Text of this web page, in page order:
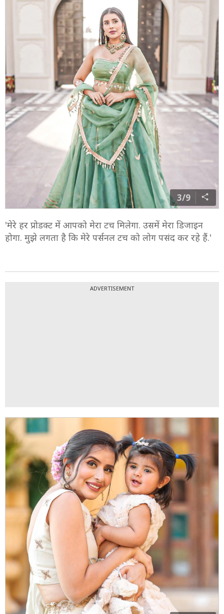
3/9
'मेरे हर प्रोडक्ट में आपको मेरा टच मिलेगा. उसमें मेरा डिजाइन
होगा. मुझे लगता है कि मेरे पर्सनल टच को लोग पसंद कर रहे हैं.'
ADVERTISEMENT